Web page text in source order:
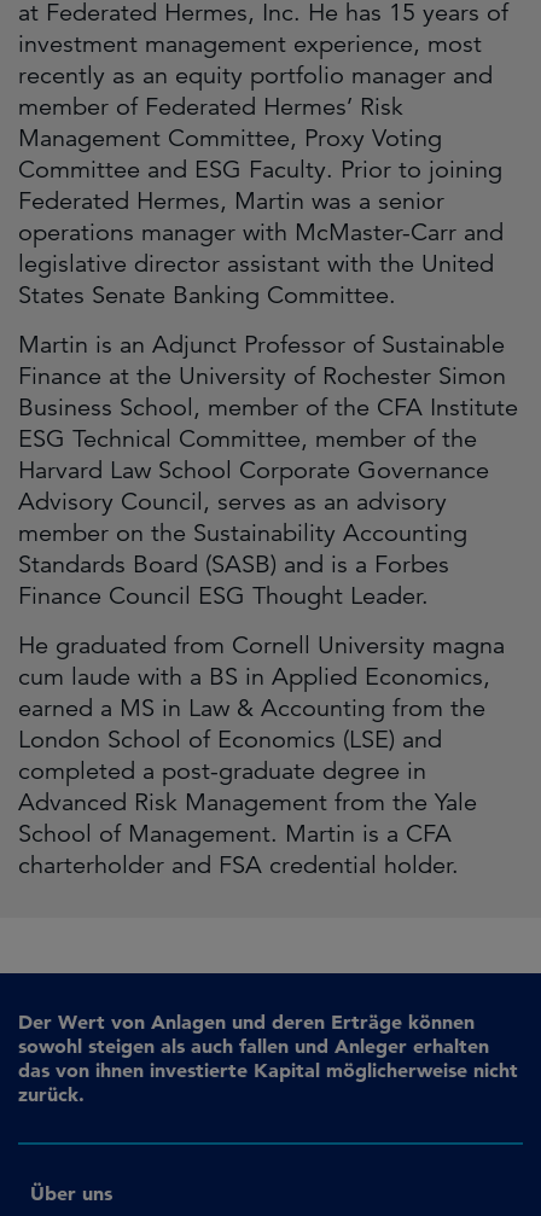
at Federated Hermes, Inc. He has 15 years of
investment management experience, most
recently as an equity portfolio manager and
member of Federated Hermes’ Risk
Management Committee, Proxy Voting
Committee and ESG Faculty. Prior to joining
Federated Hermes, Martin was a senior
operations manager with McMaster-Carr and
legislative director assistant with the United
States Senate Banking Committee.
Martin is an Adjunct Professor of Sustainable
Finance at the University of Rochester Simon
Business School, member of the CFA Institute
ESG Technical Committee, member of the
Harvard Law School Corporate Governance
Advisory Council, serves as an advisory
member on the Sustainability Accounting
Standards Board (SASB) and is a Forbes
Finance Council ESG Thought Leader.
He graduated from Cornell University magna
cum laude with a BS in Applied Economics,
earned a MS in Law & Accounting from the
London School of Economics (LSE) and
completed a post-graduate degree in
Advanced Risk Management from the Yale
School of Management. Martin is a CFA
charterholder and FSA credential holder.
Der Wert von Anlagen und deren Erträge können
sowohl steigen als auch fallen und Anleger erhalten
das von ihnen investierte Kapital möglicherweise nicht
zurück.
Über uns